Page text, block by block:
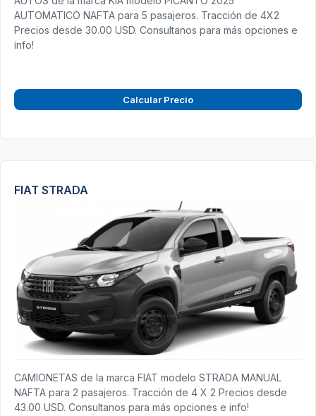
AUTOMATICO NAFTA para 5 pasajeros. Tracción de 4X2
Precios desde 30.00 USD. Consultanos para más opciones e
info!
Calcular Precio
FIAT STRADA
CAMIONETAS de la marca FIAT modelo STRADA MANUAL
NAFTA para 2 pasajeros. Tracción de 4 X 2 Precios desde
43.00 USD. Consultanos para más opciones e info!